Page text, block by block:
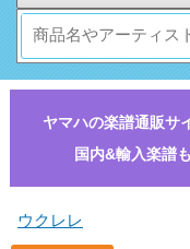
ヤマハの楽譜通販サ
国内&輸入楽譜
ウクレレ